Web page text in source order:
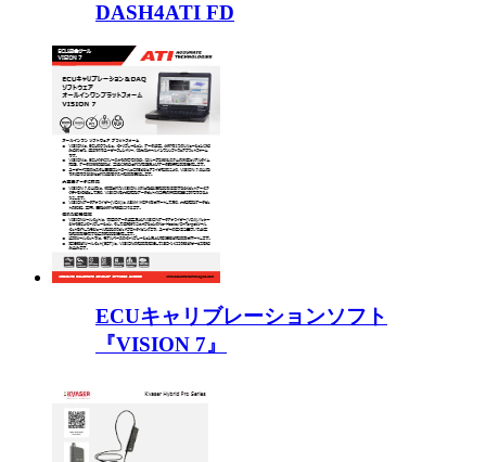
DASH4ATI FD
ECUキャリブレーションソフト
『VISION 7』